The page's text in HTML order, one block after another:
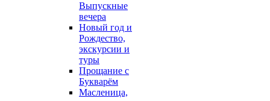
Выпускные
вечера
Новый год и
Рождество,
экскурсии и
туры
Прощание с
Букварём
Масленица,